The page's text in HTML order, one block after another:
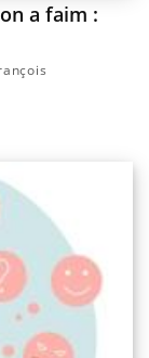
a faim :